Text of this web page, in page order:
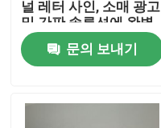
널 레터 사인, 소매 광고
및 간판 솔루션에 완벽
함
문의 보내기